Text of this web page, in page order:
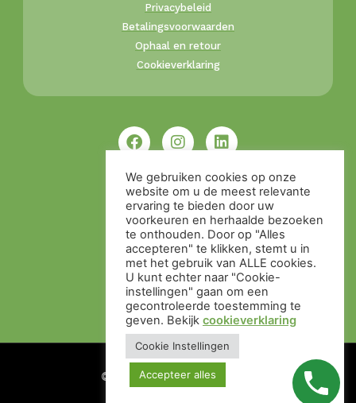
Privacybeleid
Betalingsvoorwaarden
Ophaal en retour
Cookieverklaring
© Alle rechten voorbehouden
We gebruiken cookies op onze
website om u de meest relevante
ervaring te bieden door uw
voorkeuren en herhaalde bezoeken
te onthouden. Door op "Alles
accepteren" te klikken, stemt u in
met het gebruik van ALLE cookies.
U kunt echter naar "Cookie-
instellingen" gaan om een ​​
gecontroleerde toestemming te
geven. Bekijk cookieverklaring
Cookie Instellingen
Accepteer alles